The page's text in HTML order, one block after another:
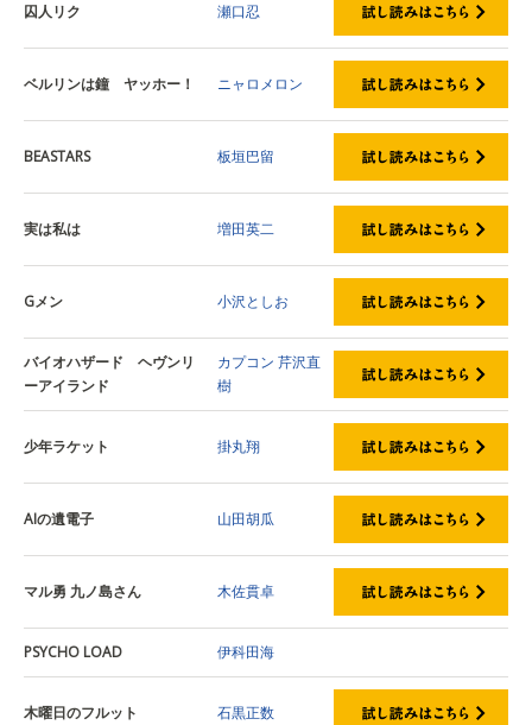
囚人リク 瀬口忍
ベルリンは鐘 ヤッホー！ ニャロメロン
BEASTARS 板垣巴留
実は私は 増田英二
Gメン 小沢としお
バイオハザード ヘヴンリ
ーアイランド
カプコン 芹沢直
樹
少年ラケット 掛丸翔
AIの遺電子 山田胡瓜
マル勇 九ノ島さん 木佐貫卓
PSYCHO LOAD 伊科田海
木曜日のフルット 石黒正数